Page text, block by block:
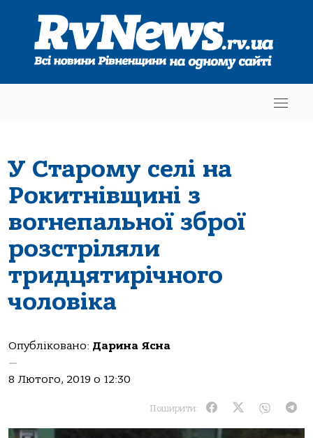
У Старому селі на
Рокитнівщині з
вогнепальної зброї
розстріляли
тридцятирічного
чоловіка
Опубліковано: Дарина Ясна
—
8 Лютого, 2019 о 12:30
Поширити: